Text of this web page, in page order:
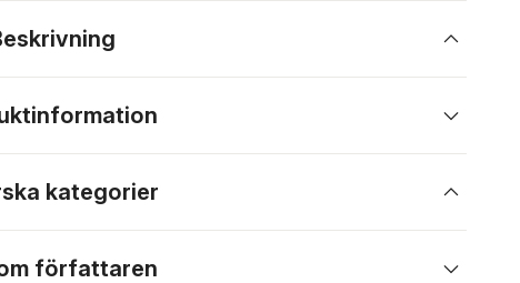
kategorier
författaren